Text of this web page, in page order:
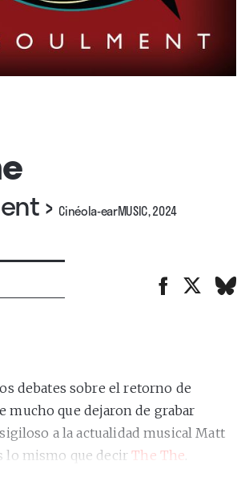
› Cinéola-earMUSIC, 2024
debates sobre el retorno de
mucho que dejaron de grabar
a la actualidad musical Matt
lo mismo que decirThe The.